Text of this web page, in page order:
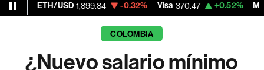
1,899.84 -0.32% Visa 370.47 +0.52% MercadoLibre
COLOMBIA
¿Nuevo salario mínimo